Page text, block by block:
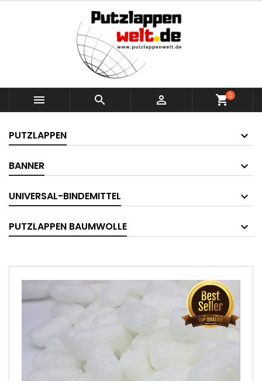
   shopping_cart0
PUTZLAPPEN
BANNER
UNIVERSAL-BINDEMITTEL
PUTZLAPPEN BAUMWOLLE